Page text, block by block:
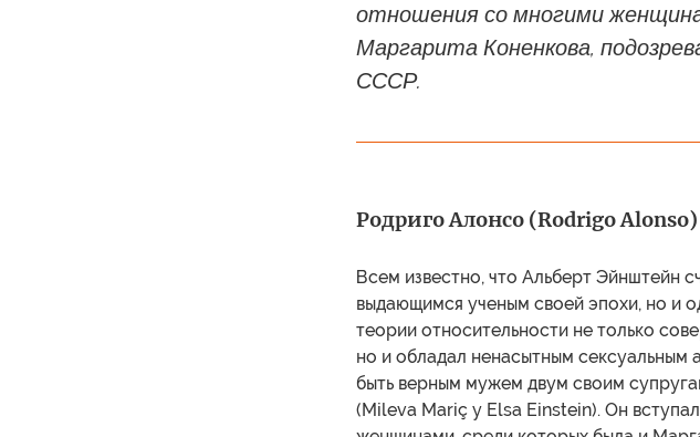
отношения со многими
Маргарита Коненкова,
СССР.
Родриго Алонсо (Rodrigo Alonso)
Всем известно, что Альберт Эйнштейн
выдающимся ученым своей эпохи, но и
теории относительности не только
но и обладал ненасытным
быть верным мужем двум своим
(Mileva Mariç y Elsa Einstein). Он